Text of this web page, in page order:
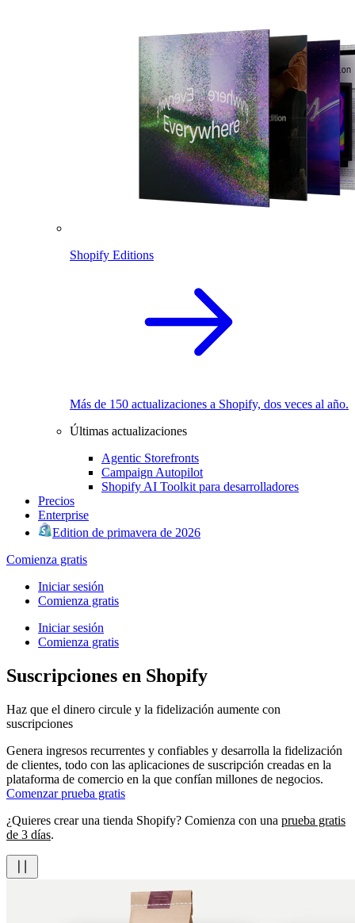
Shopify Editions
Más de 150 actualizaciones a Shopify, dos veces al año.
Últimas actualizaciones
Agentic Storefronts
Campaign Autopilot
Shopify AI Toolkit para desarrolladores
Precios
Enterprise
Edition de primavera de 2026
Comienza gratis
Iniciar sesión
Comienza gratis
Iniciar sesión
Comienza gratis
Suscripciones en Shopify
Haz que el dinero circule y la fidelización aumente con
suscripciones
Genera ingresos recurrentes y confiables y desarrolla la fidelización
de clientes, todo con las aplicaciones de suscripción creadas en la
plataforma de comercio en la que confían millones de negocios.
Comenzar prueba gratis
¿Quieres crear una tienda Shopify? Comienza con una prueba gratis
de 3 días.